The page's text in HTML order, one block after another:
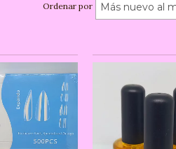
Ordenar por